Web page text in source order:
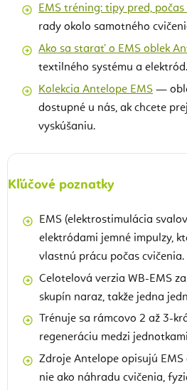
EMS tréning: tipy pred, počas
rady okolo samotného
Ako sa starať o EMS oblek
textilného systému a elektród.
Kolekcia Antelope EMS —
dostupné u nás, ak chcete
vyskúšaniu.
Kľúčové poznatky
EMS (elektrostimulácia
elektródami jemné impulzy,
vlastnú prácu počas cvičenia.
Celotelová verzia WB-EMS
skupín naraz, takže jedna
Trénuje sa rámcovo 2 až 3-
regeneráciu medzi
Zdroje Antelope opisujú
nie ako náhradu cvičenia,